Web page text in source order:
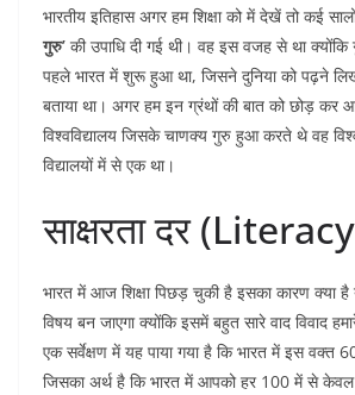
भारतीय इतिहास अगर हम शिक्षा को में देखें तो कई
गुरु’ की उपाधि दी गई थी। वह इस वजह से था
पहले भारत में शुरू हुआ था, जिसने दुनिया को पढ़ने
बताया था। अगर हम इन ग्रंथों की बात को छोड़ कर
विश्वविद्यालय जिसके चाणक्य गुरु हुआ करते थे वह
विद्यालयों में से एक था।
साक्षरता दर
भारत में आज शिक्षा पिछड़ चुकी है इसका कारण क्या
विषय बन जाएगा क्योंकि इसमें बहुत सारे वाद विवाद
एक सर्वेक्षण में यह पाया गया है कि भारत में इस वक्त
जिसका अर्थ है कि भारत में आपको हर 100 में से